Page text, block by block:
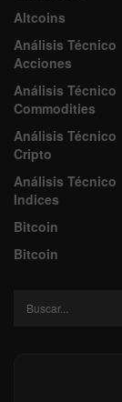
Altcoins
Análisis Técnico
Acciones
Análisis Técnico
Commodities
Análisis Técnico
Cripto
Análisis Técnico
Indices
Bitcoin
Bitcoin